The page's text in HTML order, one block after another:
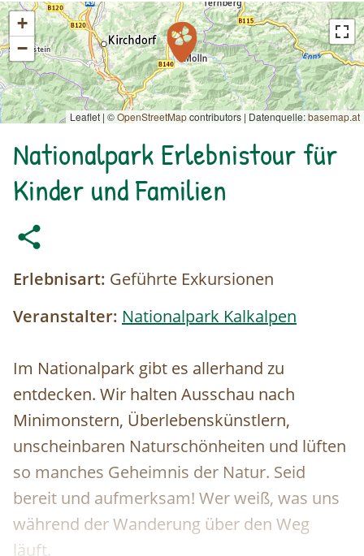
+
−
Leaflet | ©OpenStreetMapcontributors | Datenquelle:basemap.at
Nationalpark Erlebnistour für
Kinder und Familien
Erlebnisart: Geführte Exkursionen
Veranstalter: Nationalpark Kalkalpen
Im Nationalpark gibt es allerhand zu
entdecken. Wir halten Ausschau nach
Minimonstern, Überlebenskünstlern,
unscheinbaren Naturschönheiten und lüften
so manches Geheimnis der Natur. Seid
bereit und aufmerksam! Wer weiß, was uns
während der Wanderung über den Weg
läuft.